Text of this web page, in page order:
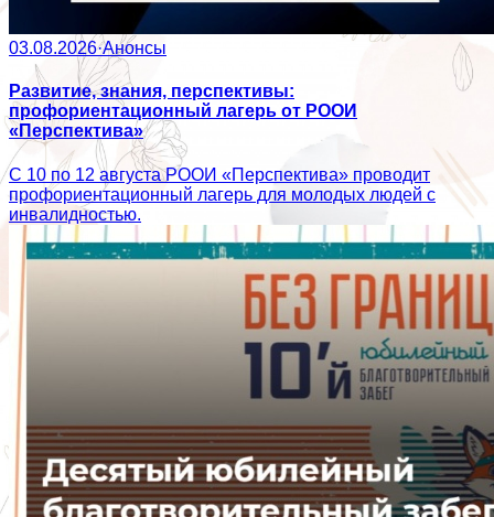
03.08.2026·Анонсы
Развитие, знания, перспективы:
профориентационный лагерь от РООИ
«Перспектива»
С 10 по 12 августа РООИ «Перспектива» проводит
профориентационный лагерь для молодых людей с
инвалидностью.